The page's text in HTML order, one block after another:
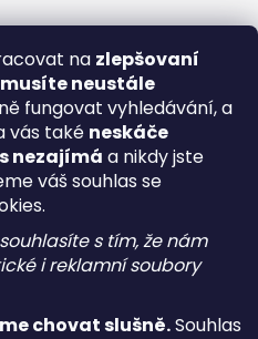
na zlepšovaní
neustále
fungovat vyhledávání, a
vás také neskáče
nezajímá a nikdy jste
váš souhlas se
s tím, že nám
i reklamní soubory
chovat slušně.Souhlas